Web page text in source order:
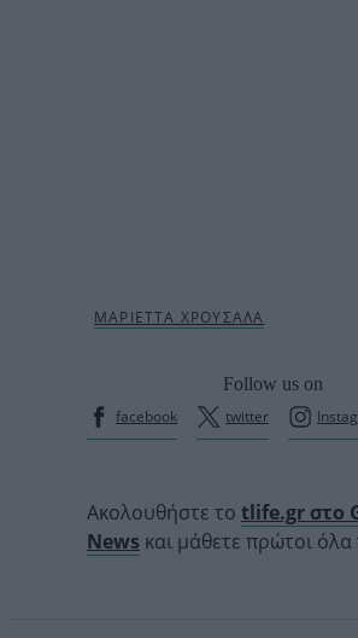
Follow us on
facebook
twitter
Ακολουθήστε το tlife.gr στο
News και μάθετε πρώτοι όλα